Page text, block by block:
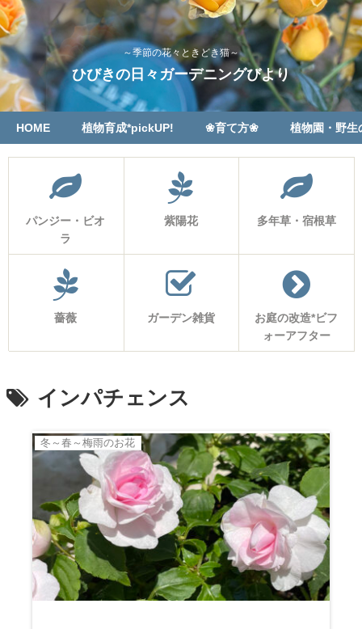
～季節の花々ときどき猫～
ひびきの日々ガーデニングびより
HOME 植物育成*pickUP! ❀育て方❀ 植物園・野生
パンジー・ビオ
ラ
紫陽花 多年草・宿根草
薔薇 ガーデン雑貨
お庭の改造*ビフ
ォーアフター
インパチェンス
冬～春～梅雨のお花